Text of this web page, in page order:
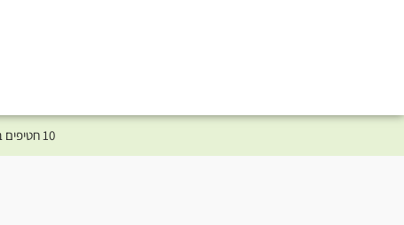
10 חטיפים במתנה לכלב שלך ברכישת מוצר מקטגוריית המומלצים ⤎ לחצו כאן למוצרים המומלצים לכלב